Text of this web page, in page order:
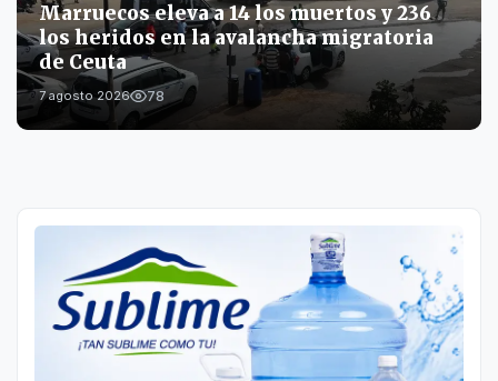
Marruecos eleva a 14 los muertos y 236
los heridos en la avalancha migratoria
de Ceuta
7 agosto 2026 78